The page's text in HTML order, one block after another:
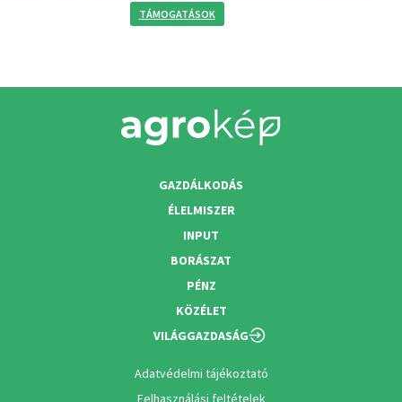
TÁMOGATÁSOK
GAZDÁLKODÁS
ÉLELMISZER
INPUT
BORÁSZAT
PÉNZ
KÖZÉLET
VILÁGGAZDASÁG
Adatvédelmi tájékoztató
Felhasználási feltételek